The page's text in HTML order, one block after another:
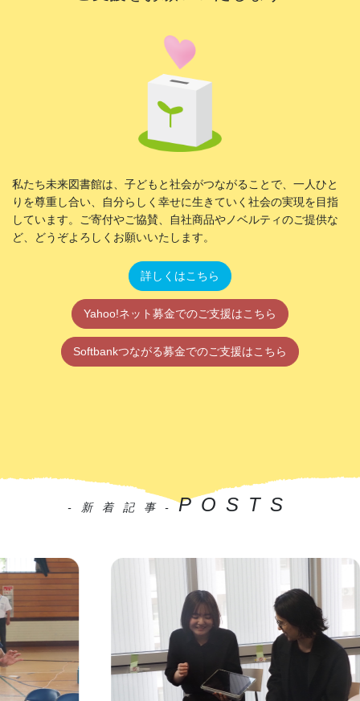
私たち未来図書館は、子どもと社会がつながることで、一人ひと
りを尊重し合い、自分らしく幸せに生きていく社会の実現を目指
しています。ご寄付やご協賛、自社商品やノベルティのご提供な
ど、どうぞよろしくお願いいたします。
詳しくはこちら
Yahoo!ネット募金でのご支援はこちら
Softbankつながる募金でのご支援はこちら
-新着記事- POSTS